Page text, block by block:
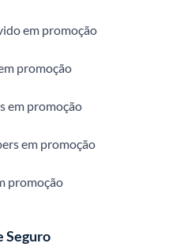
em promoção
promoção
em promoção
em promoção
promoção
Seguro